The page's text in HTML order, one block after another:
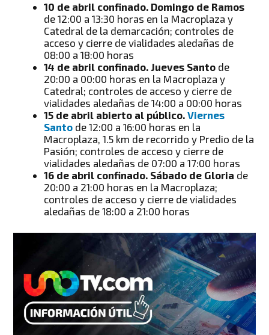
10 de abril confinado. Domingo de Ramos
de 12:00 a 13:30 horas en la Macroplaza y
Catedral de la demarcación; controles de
acceso y cierre de vialidades aledañas de
08:00 a 18:00 horas
14 de abril confinado. Jueves Santo de
20:00 a 00:00 horas en la Macroplaza y
Catedral; controles de acceso y cierre de
vialidades aledañas de 14:00 a 00:00 horas
15 de abril abierto al público.Viernes
Santo de 12:00 a 16:00 horas en la
Macroplaza, 1.5 km de recorrido y Predio de la
Pasión; controles de acceso y cierre de
vialidades aledañas de 07:00 a 17:00 horas
16 de abril confinado. Sábado de Gloria de
20:00 a 21:00 horas en la Macroplaza;
controles de acceso y cierre de vialidades
aledañas de 18:00 a 21:00 horas